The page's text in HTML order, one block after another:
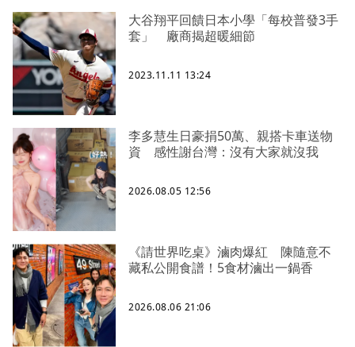
大谷翔平回饋日本小學「每校普發3手
套」 廠商揭超暖細節
2023.11.11 13:24
李多慧生日豪捐50萬、親搭卡車送物
資 感性謝台灣：沒有大家就沒我
2026.08.05 12:56
《請世界吃桌》滷肉爆紅 陳隨意不
藏私公開食譜！5食材滷出一鍋香
2026.08.06 21:06